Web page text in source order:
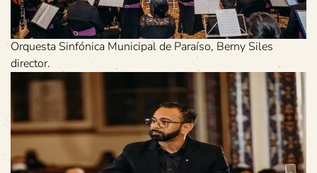
Orquesta Sinfónica Municipal de Paraíso, Berny Siles
director.